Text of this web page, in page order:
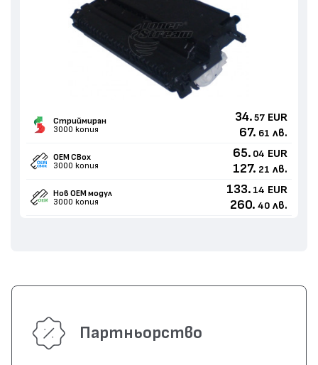
Стриймиран
3000 копия
34. 57 EUR
67. 61 лв.
OEM CBox
3000 копия
65. 04 EUR
127. 21 лв.
Нов ОЕМ модул
3000 копия
133. 14 EUR
260. 40 лв.
Партньорство